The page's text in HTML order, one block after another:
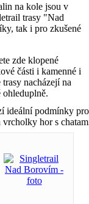
ideální podmínky
hor s
na kole jsou v
trasy "Nad
tak i pro zkušené
zde klopené
části i kamenné i
nacházejí na